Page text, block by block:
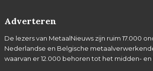
Adverteren
De lezers van MetaalNieuws zijn ruim 17.000
Nederlandse en Belgische
waarvan er 12.000 behoren tot het midden- en